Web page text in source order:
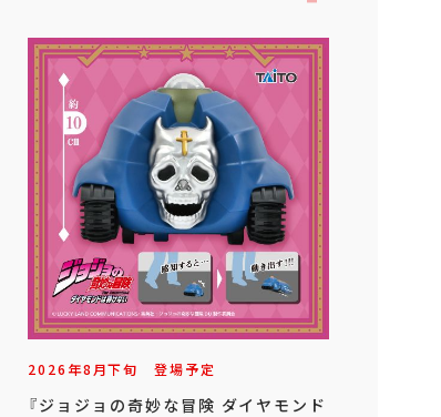
2026年8月下旬 登場予定
『ジョジョの奇妙な冒険 ダイヤモンド